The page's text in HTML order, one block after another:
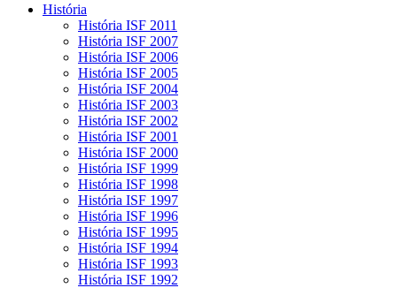
História
História ISF 2011
História ISF 2007
História ISF 2006
História ISF 2005
História ISF 2004
História ISF 2003
História ISF 2002
História ISF 2001
História ISF 2000
História ISF 1999
História ISF 1998
História ISF 1997
História ISF 1996
História ISF 1995
História ISF 1994
História ISF 1993
História ISF 1992